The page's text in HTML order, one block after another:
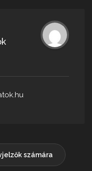
számára